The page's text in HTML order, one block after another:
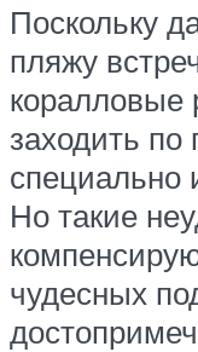
Поскольку
пляжу
заходить по
специально
Но такие
чудесных